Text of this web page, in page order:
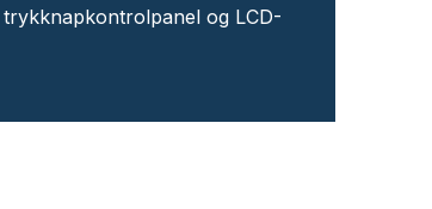
og LCD-